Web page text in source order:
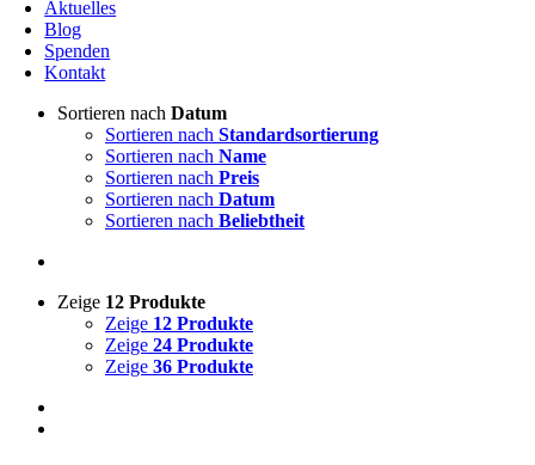
Aktuelles
Blog
Spenden
Kontakt
Sortieren nach Datum
Sortieren nach Standardsortierung
Sortieren nach Name
Sortieren nach Preis
Sortieren nach Datum
Sortieren nach Beliebtheit
Zeige 12 Produkte
Zeige 12 Produkte
Zeige 24 Produkte
Zeige 36 Produkte